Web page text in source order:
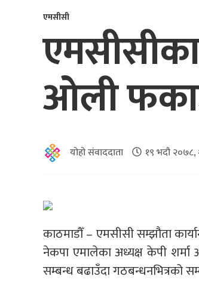
एमसीसी
ओली
योहो संवाददाता १९ भदौ २०७८,
काठमाडौँ – एमसीसी सम्झौता
नेकपा एमालेका अध्यक्ष केपी
सम्बन्ध बढाउँदा गठबन्धनभित्रको